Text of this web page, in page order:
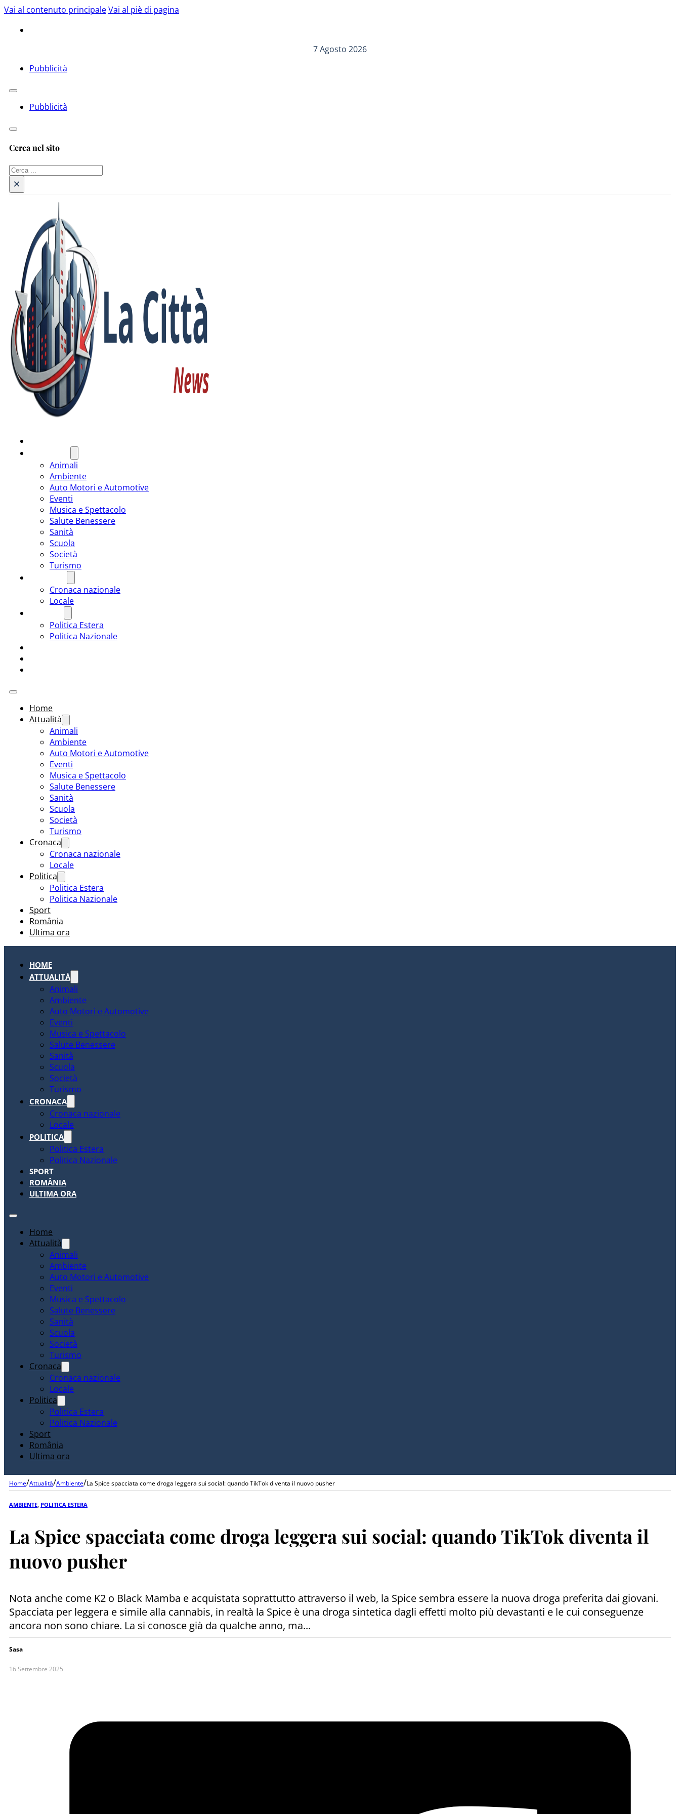
Vai al contenuto principaleVai al piè di pagina
7 Agosto 2026
Pubblicità
Pubblicità
Cerca nel sito
Cerca
×
Animali
Ambiente
Auto Motori e Automotive
Eventi
Musica e Spettacolo
Salute Benessere
Sanità
Scuola
Società
Turismo
Cronaca nazionale
Locale
Politica Estera
Politica Nazionale
Home
Attualità
Animali
Ambiente
Auto Motori e Automotive
Eventi
Musica e Spettacolo
Salute Benessere
Sanità
Scuola
Società
Turismo
Cronaca
Cronaca nazionale
Locale
Politica
Politica Estera
Politica Nazionale
Sport
România
Ultima ora
HOME
ATTUALITÀ
Animali
Ambiente
Auto Motori e Automotive
Eventi
Musica e Spettacolo
Salute Benessere
Sanità
Scuola
Società
Turismo
CRONACA
Cronaca nazionale
Locale
POLITICA
Politica Estera
Politica Nazionale
SPORT
ROMÂNIA
ULTIMA ORA
Home
Attualità
Animali
Ambiente
Auto Motori e Automotive
Eventi
Musica e Spettacolo
Salute Benessere
Sanità
Scuola
Società
Turismo
Cronaca
Cronaca nazionale
Locale
Politica
Politica Estera
Politica Nazionale
Sport
România
Ultima ora
Home/Attualità/Ambiente/La Spice spacciata come droga leggera sui social: quando TikTok diventa il nuovo pusher
AMBIENTE POLITICA ESTERA
La Spice spacciata come droga leggera sui social: quando TikTok diventa il
nuovo pusher
Nota anche come K2 o Black Mamba e acquistata soprattutto attraverso il web, la Spice sembra essere la nuova droga preferita dai giovani.
Spacciata per leggera e simile alla cannabis, in realtà la Spice è una droga sintetica dagli effetti molto più devastanti e le cui conseguenze
ancora non sono chiare. La si conosce già da qualche anno, ma...
Sasa
16 Settembre 2025